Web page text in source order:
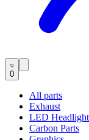
0
All parts
Exhaust
LED
Carbon Parts